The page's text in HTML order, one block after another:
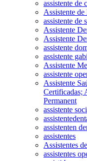
assistente de
Assistente
assistente de
Assistente
Assistente
assistente
assistente
Assistente
assistente
Assistente
Certificadas;
Permanent
assistente
assistenten
assistentes
Assistentes
assistentes